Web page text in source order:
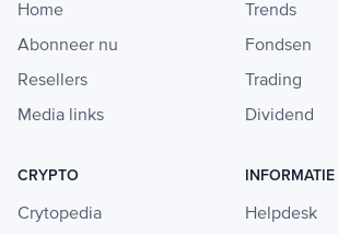
Home
Abonneer nu
Resellers
Media links
Trends
Fondsen
Trading
Dividend
CRYPTO
Crytopedia
INFORMATIE
Helpdesk